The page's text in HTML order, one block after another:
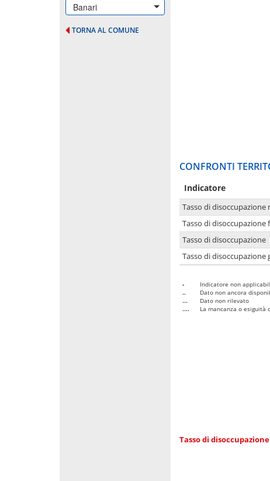
Banari
TORNA AL COMUNE
CONFRONTI
Indicatore
Tasso di disoccupazione
Tasso di disoccupazione
Tasso di disoccupazione
Tasso di disoccupazione
-
Indicatore non
..
Dato non ancora
...
Dato non rilevato
....
La mancanza o
Tasso di